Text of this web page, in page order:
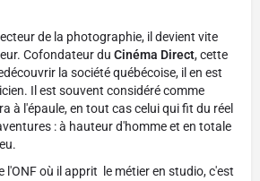
de la photographie, il devient vite
Cofondateur du Cinéma Direct, cette
la société québécoise, il en est
Il est souvent considéré comme
à l'épaule, en tout cas celui qui fit du réel
: à hauteur d'homme et en totale
l'ONF où il apprit le métier en studio, c'est